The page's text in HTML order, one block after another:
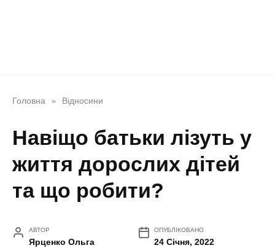
Головна » Відносини
Навіщо батьки лізуть у
життя дорослих дітей
та що робити?
АВТОР
Ярценко Ольга
ОПУБЛІКОВАНО
24 Січня, 2022